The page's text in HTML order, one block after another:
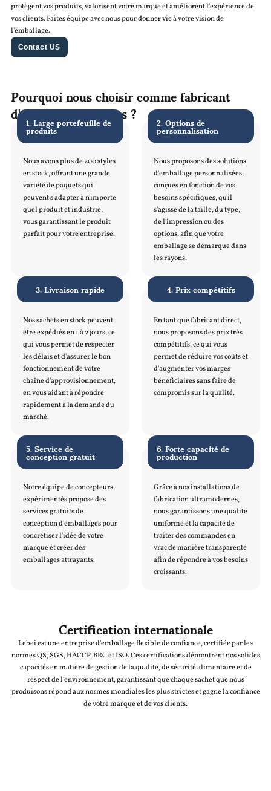
protègent vos produits, valorisent votre marque et améliorent l'expérience de
vos clients. Faites équipe avec nous pour donner vie à votre vision de
l'emballage.
Contact US
Pourquoi nous choisir comme fabricant
d'emballages souples ?
1. Large portefeuille de
produits
Nous avons plus de 200 styles
en stock, offrant une grande
variété de paquets qui
peuvent s'adapter à n'importe
quel produit et industrie,
vous garantissant le produit
parfait pour votre entreprise.
2. Options de
personnalisation
Nous proposons des solutions
d'emballage personnalisées,
conçues en fonction de vos
besoins spécifiques, qu'il
s'agisse de la taille, du type,
de l'impression ou des
options, afin que votre
emballage se démarque dans
les rayons.
3. Livraison rapide
Nos sachets en stock peuvent
être expédiés en 1 à 2 jours, ce
qui vous permet de respecter
les délais et d'assurer le bon
fonctionnement de votre
chaîne d'approvisionnement,
en vous aidant à répondre
rapidement à la demande du
marché.
4. Prix compétitifs
En tant que fabricant direct,
nous proposons des prix très
compétitifs, ce qui vous
permet de réduire vos coûts et
d'augmenter vos marges
bénéficiaires sans faire de
compromis sur la qualité.
5. Service de
conception gratuit
Notre équipe de concepteurs
expérimentés propose des
services gratuits de
conception d'emballages pour
concrétiser l'idée de votre
marque et créer des
emballages attrayants.
6. Forte capacité de
production
Grâce à nos installations de
fabrication ultramodernes,
nous garantissons une qualité
uniforme et la capacité de
traiter des commandes en
vrac de manière transparente
afin de répondre à vos besoins
croissants.
Certification internationale
Lebei est une entreprise d'emballage flexible de confiance, certifiée par les
normes QS, SGS, HACCP, BRC et ISO. Ces certifications démontrent nos solides
capacités en matière de gestion de la qualité, de sécurité alimentaire et de
respect de l'environnement, garantissant que chaque sachet que nous
produisons répond aux normes mondiales les plus strictes et gagne la confiance
de votre marque et de vos clients.